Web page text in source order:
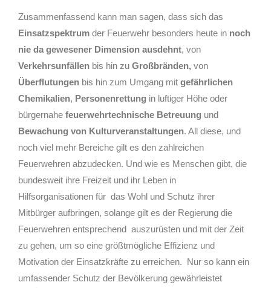
Zusammenfassend kann man sagen, dass sich das
Einsatzspektrum der Feuerwehr besonders heute in noch
nie da gewesener Dimension ausdehnt, von
Verkehrsunfällen bis hin zu Großbränden, von
Überflutungen bis hin zum Umgang mit gefährlichen
Chemikalien, Personenrettung in luftiger Höhe oder
bürgernahe feuerwehrtechnische Betreuung und
Bewachung von Kulturveranstaltungen. All diese, und
noch viel mehr Bereiche gilt es den zahlreichen
Feuerwehren abzudecken. Und wie es Menschen gibt, die
bundesweit ihre Freizeit und ihr Leben in
Hilfsorganisationen für das Wohl und Schutz ihrer
Mitbürger aufbringen, solange gilt es der Regierung die
Feuerwehren entsprechend auszurüsten und mit der Zeit
zu gehen, um so eine größtmögliche Effizienz und
Motivation der Einsatzkräfte zu erreichen. Nur so kann ein
umfassender Schutz der Bevölkerung gewährleistet